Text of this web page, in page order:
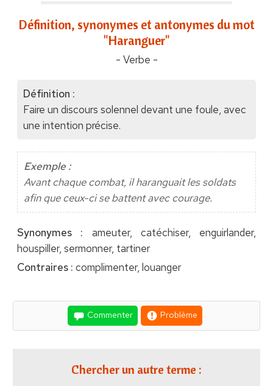
Définition, synonymes et antonymes du mot
"Haranguer"
- Verbe -
Définition :
Faire un discours solennel devant une foule, avec
une intention précise.
Exemple :
Avant chaque combat, il haranguait les soldats
afin que ceux-ci se battent avec courage.
Synonymes : ameuter, catéchiser, enguirlander,
houspiller, sermonner, tartiner
Contraires : complimenter, louanger
Commenter Problème
Chercher un autre terme :